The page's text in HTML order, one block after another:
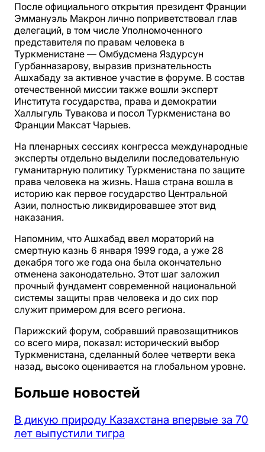
После официального открытия президент Франции
Эммануэль Макрон лично поприветствовал глав
делегаций, в том числе Уполномоченного
представителя по правам человека в
Туркменистане — Омбудсмена Яздурсун
Гурбанназарову, выразив признательность
Ашхабаду за активное участие в форуме. В состав
отечественной миссии также вошли эксперт
Института государства, права и демократии
Халлыгуль Тувакова и посол Туркменистана во
Франции Максат Чарыев.
На пленарных сессиях конгресса международные
эксперты отдельно выделили последовательную
гуманитарную политику Туркменистана по защите
права человека на жизнь. Наша страна вошла в
историю как первое государство Центральной
Азии, полностью ликвидировавшее этот вид
наказания.
Напомним, что Ашхабад ввел мораторий на
смертную казнь 6 января 1999 года, а уже 28
декабря того же года она была окончательно
отменена законодательно. Этот шаг заложил
прочный фундамент современной национальной
системы защиты прав человека и до сих пор
служит примером для всего региона.
Парижский форум, собравший правозащитников
со всего мира, показал: исторический выбор
Туркменистана, сделанный более четверти века
назад, высоко оценивается на глобальном уровне.
Больше новостей
В дикую природу Казахстана впервые за 70
лет выпустили тигра